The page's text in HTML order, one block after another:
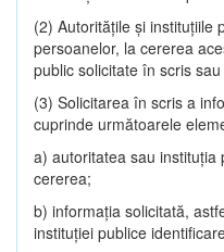
(2) Autorităţile şi instituţiile
persoanelor, la cererea
public solicitate în scris
(3) Solicitarea în scris a
cuprinde următoarele
a) autoritatea sau instituţia
cererea;
b) informaţia solicitată,
instituţiei publice